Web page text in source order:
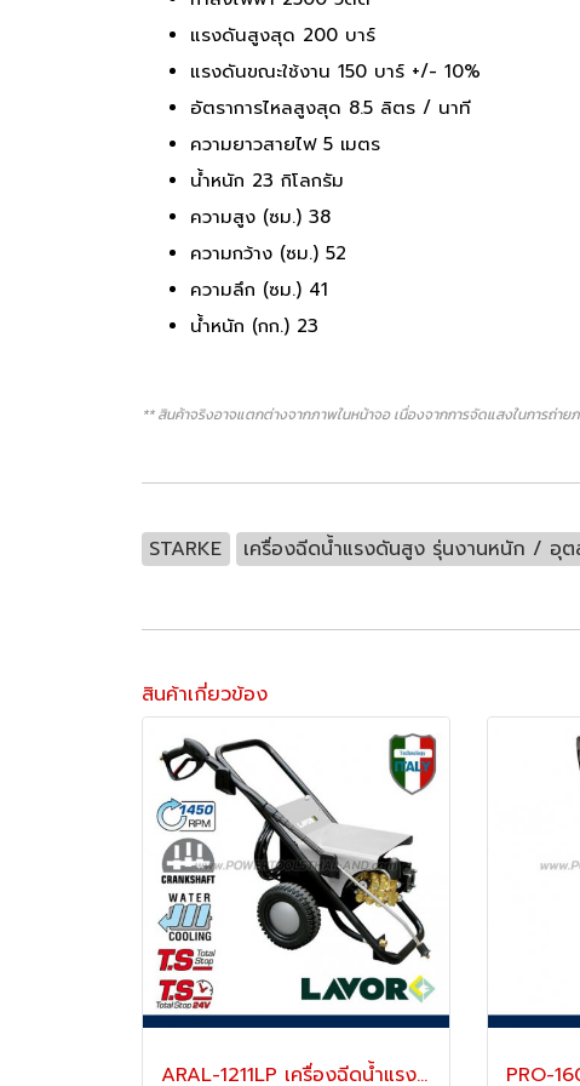
แรงดันสูงสุด 200 บาร์
แรงดันขณะใช้งาน 150 บาร์ +/- 10%
อัตราการไหลสูงสุด 8.5 ลิตร / นาที
ความยาวสายไฟ 5 เมตร
น้ำหนัก 23 กิโลกรัม
ความสูง (ซม.) 38
ความกว้าง (ซม.) 52
ความลึก (ซม.) 41
น้ำหนัก (กก.) 23
** สินค้าจริงอาจแตกต่างจากภาพในหน้าจอ เนื่องจากการจัดแสงในการถ่
STARKE เครื่องฉีดน้ำแรงดันสูง รุ่นงานหนัก / อุต
สินค้าเกี่ยวข้อง
ARAL-1211LP เครื่องฉีดน้ำแรงดันสูง 30-125 บาร์ (น้ำเย็น)